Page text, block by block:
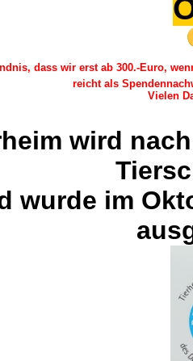
dass wir erst ab 300.-Euro,
reicht als
Vielen
wird nach
wurde im Okt